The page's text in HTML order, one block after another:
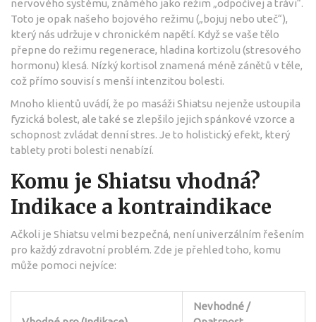
nervového systému, známého jako režim „odpočívej a trávi“.
Toto je opak našeho bojového režimu („bojuj nebo uteč“),
který nás udržuje v chronickém napětí. Když se vaše tělo
přepne do režimu regenerace, hladina kortizolu (stresového
hormonu) klesá. Nízký kortisol znamená méně zánětů v těle,
což přímo souvisí s menší intenzitou bolesti.
Mnoho klientů uvádí, že po masáži Shiatsu nejenže ustoupila
fyzická bolest, ale také se zlepšilo jejich spánkové vzorce a
schopnost zvládat denní stres. Je to holistický efekt, který
tablety proti bolesti nenabízí.
Komu je Shiatsu vhodná?
Indikace a kontraindikace
Ačkoli je Shiatsu velmi bezpečná, není univerzálním řešením
pro každý zdravotní problém. Zde je přehled toho, komu
může pomoci nejvíce:
Nevhodné /